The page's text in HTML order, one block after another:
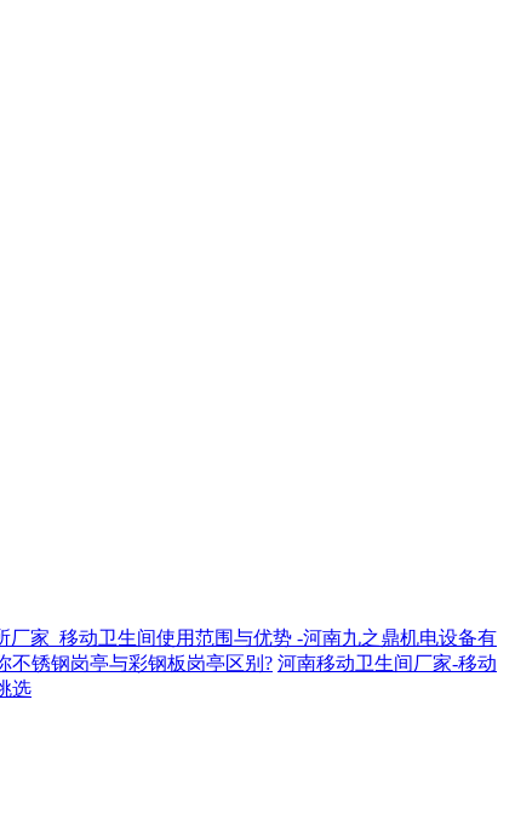
厂家_移动卫生间使用范围与优势 -河南九之鼎机电设备有
不锈钢岗亭与彩钢板岗亭区别? 河南移动卫生间厂家-移动
选